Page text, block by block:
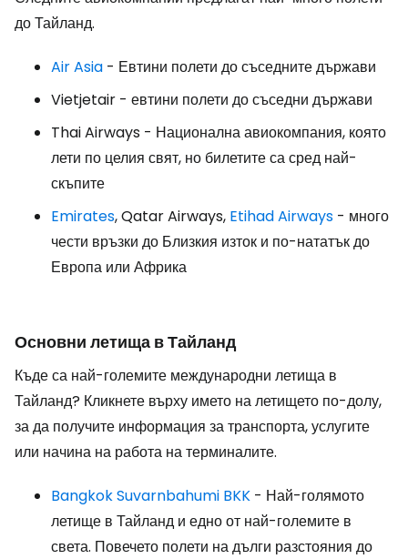
до Тайланд.
Air Asia - Евтини полети до съседните държави
Vietjetair - евтини полети до съседни държави
Thai Airways - Национална авиокомпания, която
лети по целия свят, но билетите са сред най-
скъпите
Emirates, Qatar Airways, Etihad Airways - много
чести връзки до Близкия изток и по-нататък до
Европа или Африка
Основни летища в Тайланд
Къде са най-големите международни летища в
Тайланд? Кликнете върху името на летището по-долу,
за да получите информация за транспорта, услугите
или начина на работа на терминалите.
Bangkok Suvarnbahumi BKK - Най-голямото
летище в Тайланд и едно от най-големите в
света. Повечето полети на дълги разстояния до